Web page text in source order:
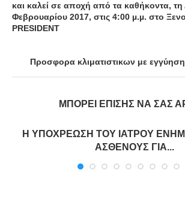
και καλεί σε αποχή από τα καθήκοντα, τη
Φεβρουαρίου 2017, στις 4:00 µ.µ. στο
PRESIDENT
Προσφορα κλιματιστικων με
ΜΠΟΡΕΊ ΕΠΊΣΗΣ ΝΑ ΣΑΣ
Η ΥΠΟΧΡΕΩΣΗ ΤΟΥ ΙΑΤΡΟΥ
ΑΣΘΕΝΟΥΣ ΓΙΑ...